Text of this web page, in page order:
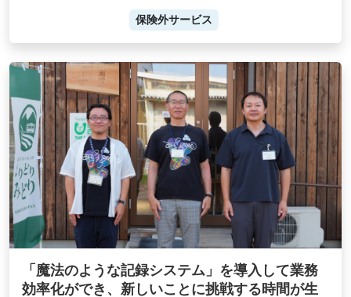
保険外サービス
「魔法のような記録システム」を導入して業務
効率化ができ、新しいことに挑戦する時間が生